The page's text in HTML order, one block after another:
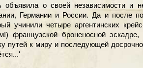
объявила о своей независимости и
Германии и России. Да и после
учинили четыре аргентинских
французской броненосной эскадре,
путей к миру и последующей